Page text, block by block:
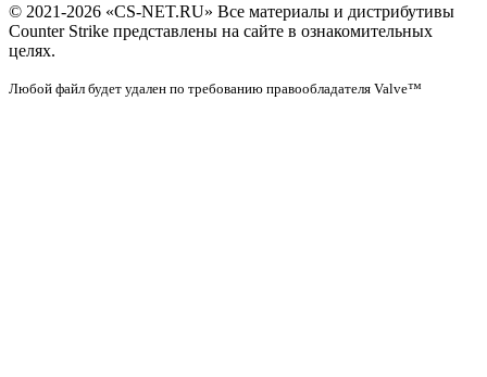
© 2021-2026 «CS-NET.RU» Все материалы и дистрибутивы
Counter Strike представлены на сайте в ознакомительных
целях.
Любой файл будет удален по требованию правообладателя Valve™